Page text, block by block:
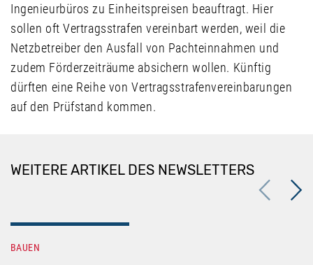
Ingenieurbüros zu Einheitspreisen beauftragt. Hier
sollen oft Vertragsstrafen vereinbart werden, weil die
Netzbetreiber den Ausfall von Pachteinnahmen und
zudem Förderzeiträume absichern wollen. Künftig
dürften eine Reihe von Vertragsstrafenvereinbarungen
auf den Prüfstand kommen.
WEITERE ARTIKEL DES NEWSLETTERS
Previous
BAUEN
Next